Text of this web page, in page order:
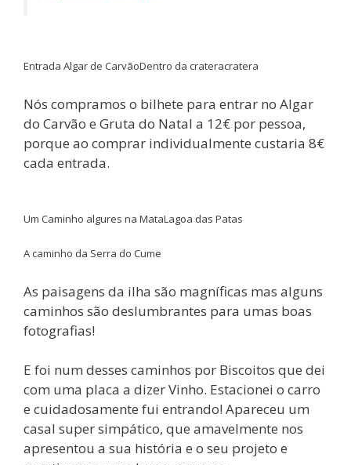
Entrada Algar de CarvãoDentro da crateracratera
Nós compramos o bilhete para entrar no Algar
do Carvão e Gruta do Natal a 12€ por pessoa,
porque ao comprar individualmente custaria 8€
cada entrada.
Um Caminho algures na MataLagoa das Patas
A caminho da Serra do Cume
As paisagens da ilha são magníficas mas alguns
caminhos são deslumbrantes para umas boas
fotografias!
E foi num desses caminhos por Biscoitos que dei
com uma placa a dizer Vinho. Estacionei o carro
e cuidadosamente fui entrando! Apareceu um
casal super simpático, que amavelmente nos
apresentou a sua história e o seu projeto e